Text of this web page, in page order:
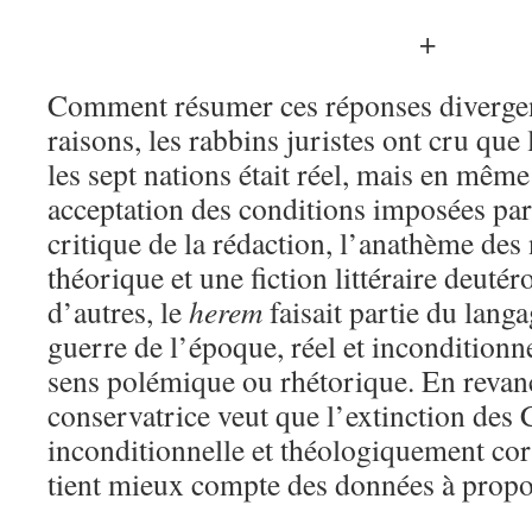
+
Comment résumer ces réponses
raisons, les rabbins juristes ont cru que
les sept nations était réel, mais en
acceptation des conditions imposées
critique de la rédaction, l’anathème
théorique et une fiction littéraire
d’autres, leheremfaisait partie du
guerre de l’époque, réel et
sens polémique ou rhétorique. En
conservatrice veut que l’extinction des
inconditionnelle et théologiquement
tient mieux compte des données à